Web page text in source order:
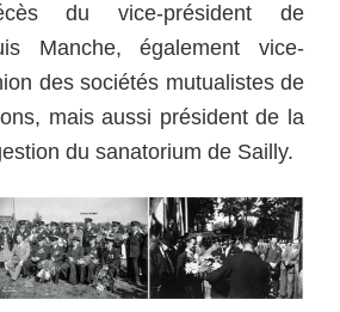
du vice-président de
Manche, également vice-
des sociétés mutualistes de
mais aussi président de la
du sanatorium de Sailly.